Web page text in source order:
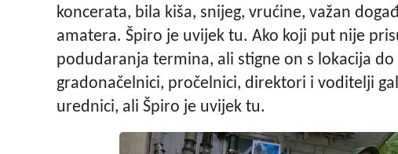
koncerata, bila kiša, snijeg, vrućine, važan
amatera. Špiro je uvijek tu. Ako koji put nije
podudaranja termina, ali stigne on s lokacija
gradonačelnici, pročelnici, direktori i voditelji
urednici, ali Špiro je uvijek tu.